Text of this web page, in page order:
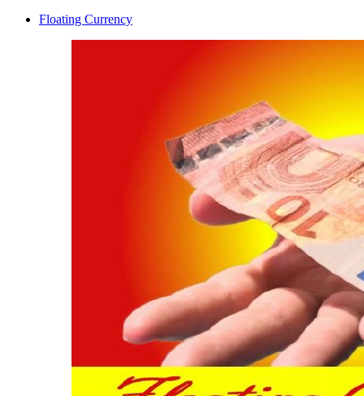
Floating Currency